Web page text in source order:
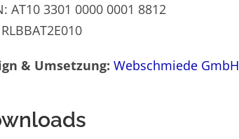
AT10 3301 0000 0001 8812
& Umsetzung: Webschmiede GmbH